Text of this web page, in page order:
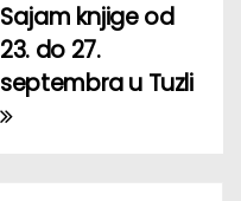
Sajam knjige od
23. do 27.
septembra u Tuzli